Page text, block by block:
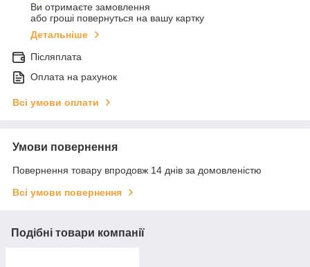
Ви отримаєте замовлення
або гроші повернуться на вашу картку
Детальніше
Післяплата
Оплата на рахунок
Всі умови оплати
Умови повернення
Повернення товару впродовж 14 днів за домовленістю
Всі умови повернення
Подібні товари компанії